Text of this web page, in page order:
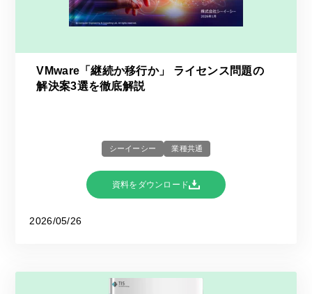
VMware「継続か移行か」 ライセンス問題の
解決案3選を徹底解説
シーイーシー 業種共通
資料をダウンロード
2026/05/26